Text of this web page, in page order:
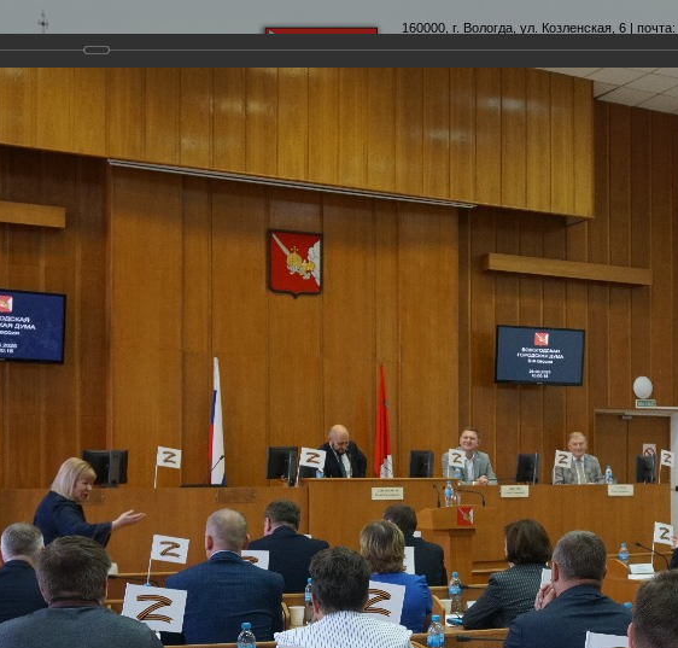
160000, г. Вологда, ул. Козленская, 6 | почта:
официальный сайт
Депутаты Комитеты
Фотогалерея
9-я сессия Вологодской городской Думы
Вологодской городской Думы